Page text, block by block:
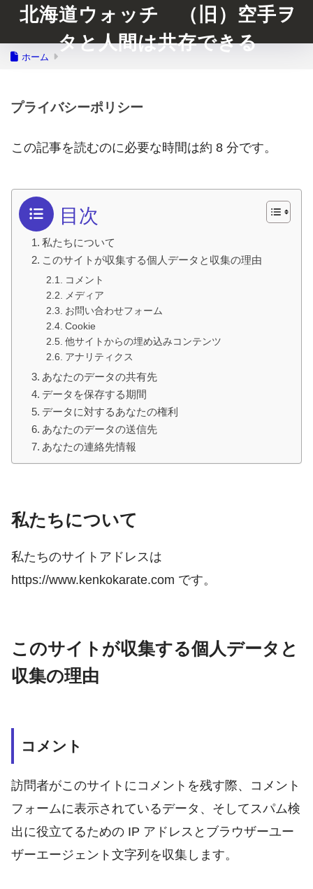
北海道ウォッチ （旧）空手ヲ
タと人間は共存できる
ホーム
プライバシーポリシー
この記事を読むのに必要な時間は約 8 分です。
目次
私たちについて
このサイトが収集する個人データと収集の理由
コメント
メディア
お問い合わせフォーム
Cookie
他サイトからの埋め込みコンテンツ
アナリティクス
あなたのデータの共有先
データを保存する期間
データに対するあなたの権利
あなたのデータの送信先
あなたの連絡先情報
私たちについて
私たちのサイトアドレスは
https://www.kenkokarate.com です。
このサイトが収集する個人データと
収集の理由
コメント
訪問者がこのサイトにコメントを残す際、コメント
フォームに表示されているデータ、そしてスパム検
出に役立てるための IP アドレスとブラウザーユー
ザーエージェント文字列を収集します。